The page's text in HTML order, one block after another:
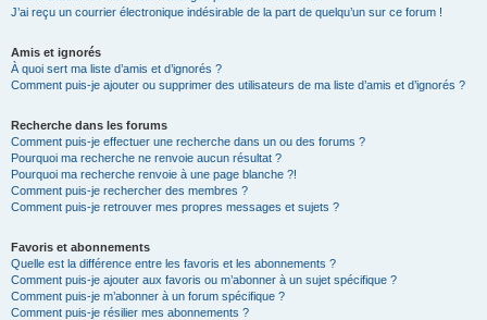
J’ai reçu un courrier électronique indésirable de la part de quelqu’un sur ce forum !
Amis et ignorés
À quoi sert ma liste d’amis et d’ignorés ?
Comment puis-je ajouter ou supprimer des utilisateurs de ma liste d’amis et d’ignorés ?
Recherche dans les forums
Comment puis-je effectuer une recherche dans un ou des forums ?
Pourquoi ma recherche ne renvoie aucun résultat ?
Pourquoi ma recherche renvoie à une page blanche ?!
Comment puis-je rechercher des membres ?
Comment puis-je retrouver mes propres messages et sujets ?
Favoris et abonnements
Quelle est la différence entre les favoris et les abonnements ?
Comment puis-je ajouter aux favoris ou m’abonner à un sujet spécifique ?
Comment puis-je m’abonner à un forum spécifique ?
Comment puis-je résilier mes abonnements ?